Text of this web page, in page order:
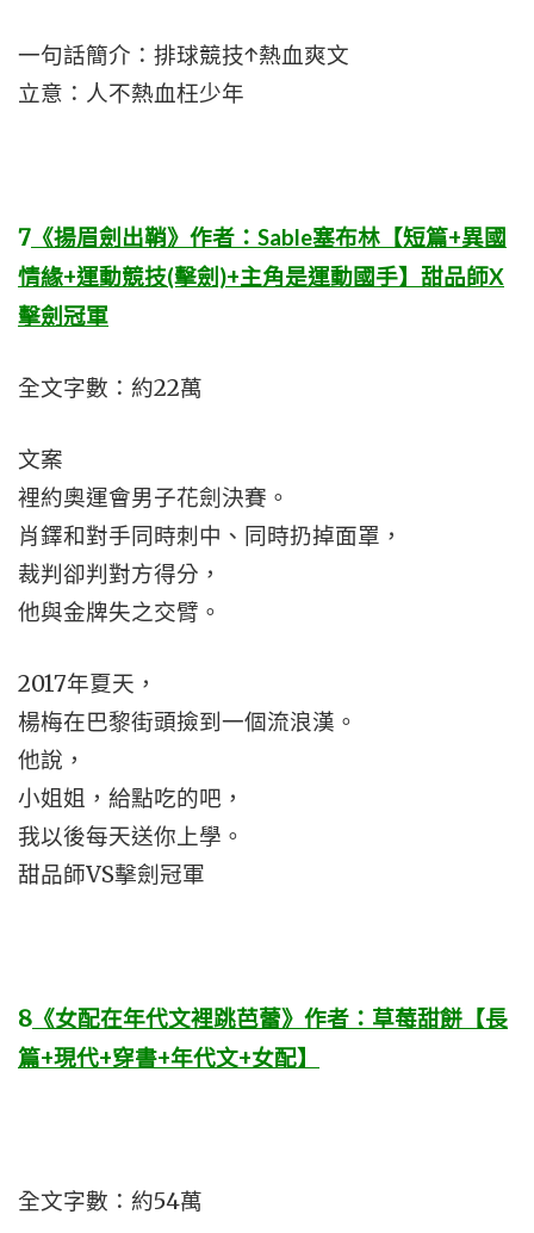
一句話簡介：排球競技↑熱血爽文
立意：人不熱血枉少年
7 《揚眉劍出鞘》作者：Sable塞布林【短篇+異國
情緣+運動競技(擊劍)+主角是運動國手】甜品師X
擊劍冠軍
全文字數：約22萬
文案
裡約奧運會男子花劍決賽。
肖鐸和對手同時刺中、同時扔掉面罩，
裁判卻判對方得分，
他與金牌失之交臂。
2017年夏天，
楊梅在巴黎街頭撿到一個流浪漢。
他說，
小姐姐，給點吃的吧，
我以後每天送你上學。
甜品師VS擊劍冠軍
8 《女配在年代文裡跳芭蕾》作者：草莓甜餅【長
篇+現代+穿書+年代文+女配】
全文字數：約54萬